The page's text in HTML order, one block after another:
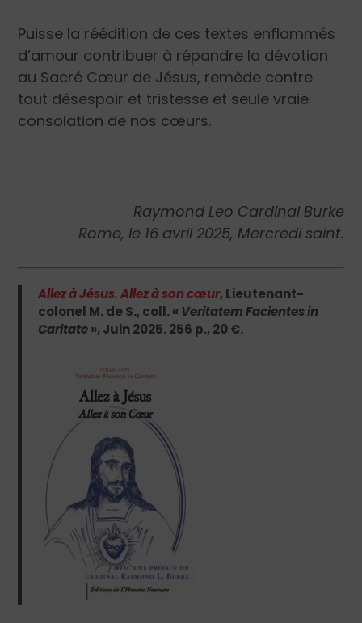
Puisse la réédition de ces textes enflammés
d’amour contribuer à répandre la dévotion
au Sacré Cœur de Jésus, remède contre
tout désespoir et tristesse et seule vraie
consolation de nos cœurs.
Raymond Leo Cardinal Burke
Rome, le 16 avril 2025, Mercredi saint.
Allez à Jésus. Allez à son cœur, Lieutenant-
colonel M. de S., coll. « Veritatem Facientes in
Caritate», Juin 2025. 256 p., 20 €.